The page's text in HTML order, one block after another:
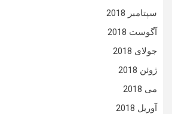
سپتامبر 2018
آگوست 2018
جولای 2018
ژوئن 2018
می 2018
آوریل 2018